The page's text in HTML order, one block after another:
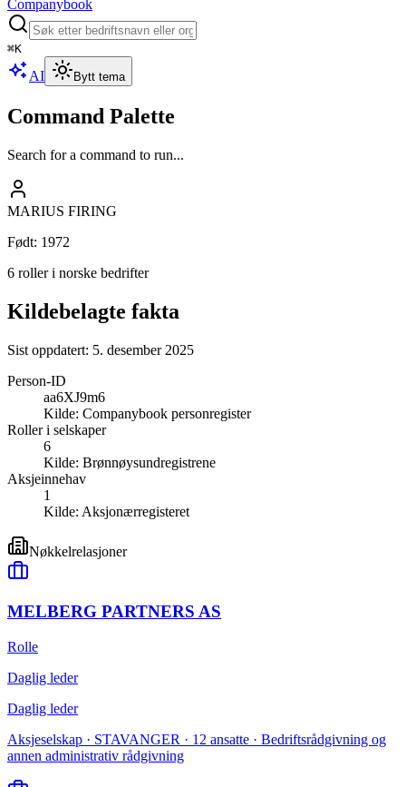
Companybook
⌘K
AI Bytt tema
Command Palette
Search for a command to run...
MARIUS FIRING
Født: 1972
6 roller i norske bedrifter
Kildebelagte fakta
Sist oppdatert: 5. desember 2025
Person-ID
aa6XJ9m6
Kilde: Companybook personregister
Roller i selskaper
6
Kilde: Brønnøysundregistrene
Aksjeinnehav
1
Kilde: Aksjonærregisteret
Nøkkelrelasjoner
MELBERG PARTNERS AS
Rolle
Daglig leder
Daglig leder
Aksjeselskap · STAVANGER · 12 ansatte · Bedriftsrådgivning og
annen administrativ rådgivning